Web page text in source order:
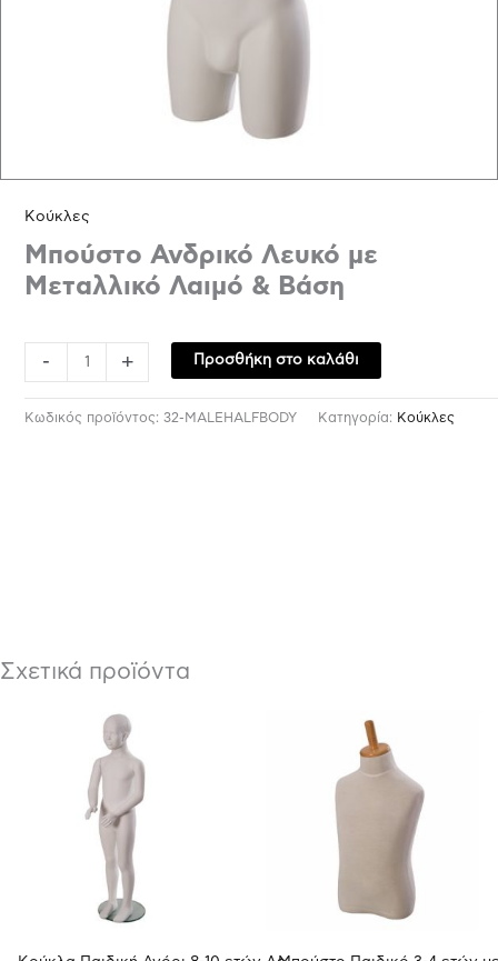
Κούκλες
Μπούστο Ανδρικό Λευκό με
Μεταλλικό Λαιμό & Βάση
- + Προσθήκη στο καλάθι
Κωδικός προϊόντος:32-MALEHALFBODY Κατηγορία: Κούκλες
Σχετικά προϊόντα